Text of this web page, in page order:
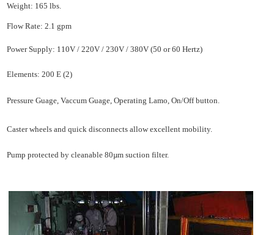
Weight: 165 lbs.
Flow Rate: 2.1 gpm
Power Supply: 110V / 220V / 230V / 380V (50 or 60 Hertz)
Elements: 200 E (2)
Pressure Guage, Vaccum Guage, Operating Lamo, On/Off button.
Caster wheels and quick disconnects allow excellent mobility.
Pump protected by cleanable 80µm suction filter.